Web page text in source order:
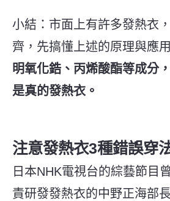
小結：市面上有許多發熱衣
齊，先搞懂上述的原理與應
明氧化鋯、丙烯酸酯等成分
是真的發熱衣。
注意發熱衣3種錯誤穿
日本NHK電視台的綜藝節目
責研發發熱衣的中野正海部